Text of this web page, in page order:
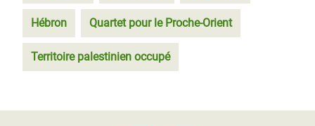
Hébron Quartet pour le Proche-Orient
Territoire palestinien occupé